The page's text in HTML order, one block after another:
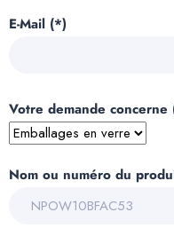
E-Mail (*)
Votre demande concerne
Nom ou numéro du